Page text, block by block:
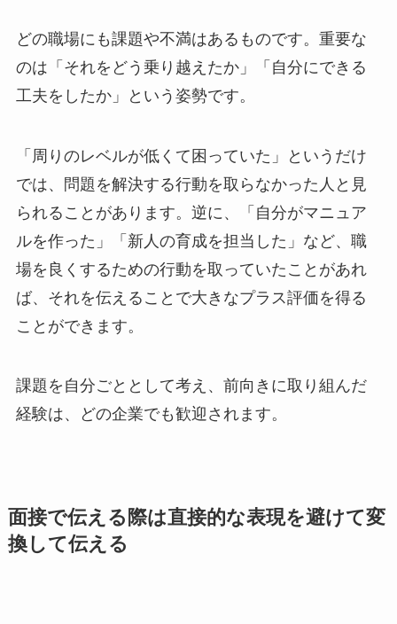
どの職場にも課題や不満はあるものです。重要な
のは「それをどう乗り越えたか」「自分にできる
工夫をしたか」という姿勢です。
「周りのレベルが低くて困っていた」というだけ
では、問題を解決する行動を取らなかった人と見
られることがあります。逆に、「自分がマニュア
ルを作った」「新人の育成を担当した」など、職
場を良くするための行動を取っていたことがあれ
ば、それを伝えることで大きなプラス評価を得る
ことができます。
課題を自分ごととして考え、前向きに取り組んだ
経験は、どの企業でも歓迎されます。
面接で伝える際は直接的な表現を避けて変
換して伝える